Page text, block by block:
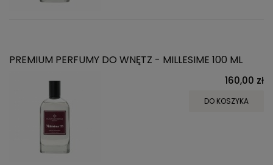
PREMIUM PERFUMY DO WNĘTZ - MILLESIME 100 ML
160,00 zł
DO KOSZYKA